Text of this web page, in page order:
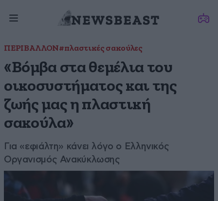
ΠΕΡΙΒΑΛΛΟΝ#πλαστικές σακούλες
«Βόμβα στα θεμέλια του
οικοσυστήματος και της
ζωής μας η πλαστική
σακούλα»
Για «εφιάλτη» κάνει λόγο ο Ελληνικός
Οργανισμός Ανακύκλωσης